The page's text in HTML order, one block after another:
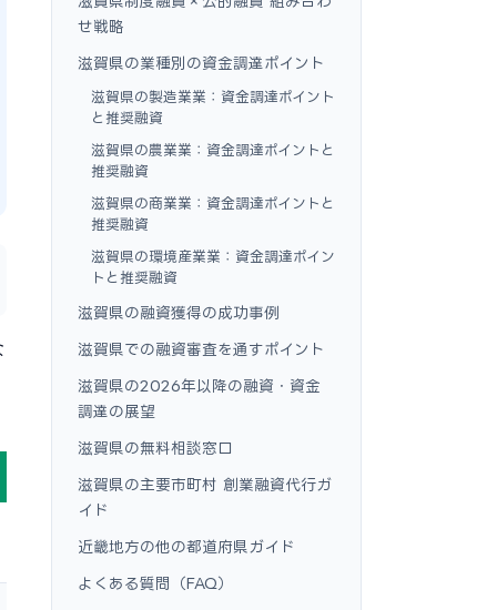
せ戦略
滋賀県の業種別の資金調達ポイント
滋賀県の製造業業：資金調達ポイント
と推奨融資
滋賀県の農業業：資金調達ポイントと
推奨融資
滋賀県の商業業：資金調達ポイントと
推奨融資
滋賀県の環境産業業：資金調達ポイン
トと推奨融資
滋賀県の融資獲得の成功事例
滋賀県での融資審査を通すポイント
滋賀県の2026年以降の融資・資金
調達の展望
滋賀県の無料相談窓口
滋賀県の主要市町村 創業融資代行ガ
イド
近畿地方の他の都道府県ガイド
よくある質問（FAQ）